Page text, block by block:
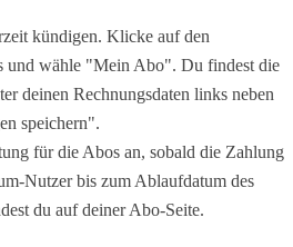
kündigen. Klicke auf den
und wähle "Mein Abo". Du findest die
deinen Rechnungsdaten links neben
speichern".
für die Abos an, sobald die Zahlung
Nutzer bis zum Ablaufdatum des
du auf deiner Abo-Seite.